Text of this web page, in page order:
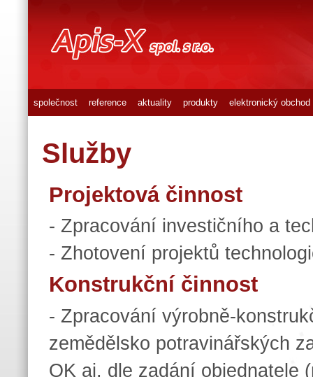
společnost reference aktuality produkty elektronický obchod
Služby
Projektová činnost
- Zpracování investičního a
- Zhotovení projektů
Konstrukční činnost
- Zpracování výrobně-
zemědělsko potravinářských
OK aj. dle zadání objednatele